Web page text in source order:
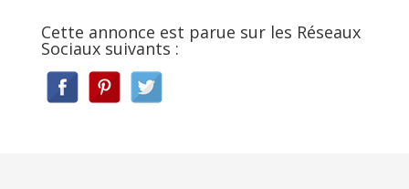
Cette annonce est parue sur les Réseaux
Sociaux suivants :